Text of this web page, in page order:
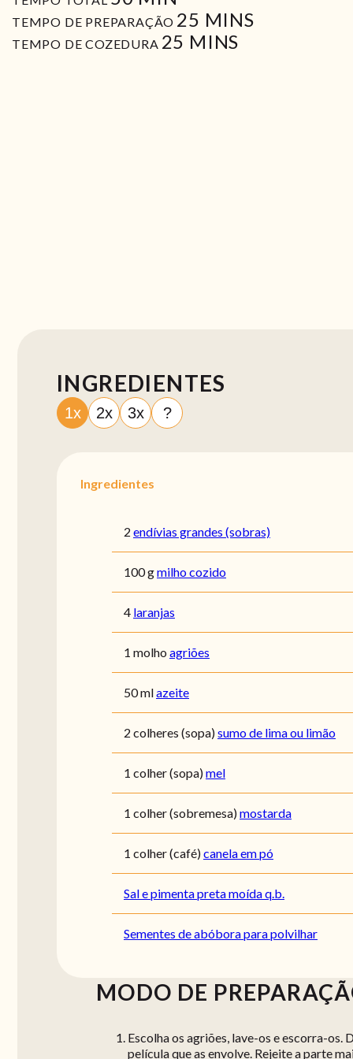
TEMPO DE PREPARAÇÃO 25 MIN
MINS
TEMPO DE COZEDURA 25 MIN
MINS
INGREDIENTES
1x 2x 3x ?
Ingredientes
2 endívias grandes (sobras)
100 gmilho cozido
4 laranjas
1 molho agriões
50 mlazeite
2 colheres (sopa)sumo de lima ou limão
1 colher (sopa)mel
1 colher (sobremesa)mostarda
1 colher (café)canela em pó
Sal e pimenta preta moída q.b.
Sementes de abóbora para polvilhar
MODO DE
Escolha os agriões, lave-os e escorra-os.
película que as envolve. Rejeite a parte